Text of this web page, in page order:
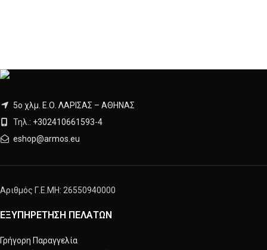
5ο χλμ. Ε.Ο. ΛΑΡΙΣΑΣ – ΑΘΗΝΑΣ
Τηλ.: +302410661593-4
eshop@armos.eu
Αριθμός Γ.Ε.ΜΗ: 26550940000
ΕΞΥΠΗΡΕΤΗΣΗ ΠΕΛΑΤΩΝ
Γρήγορη Παραγγελία